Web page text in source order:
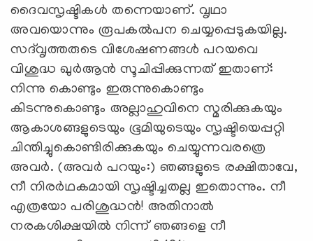
ദൈവസൃഷ്ടികള്‍ തന്നെയാണ്‌. വൃഥാ
അവയൊന്നും രൂപകല്‍പന ചെയ്യപ്പെടുകയില്ല.
സദ്‌വൃത്തരുടെ വിശേഷണങ്ങള്‍ പറയവെ
വിശുദ്ധ ഖുര്‍ആന്‍ സൂചിപ്പിക്കുന്നത്‌ ഇതാണ്‌:
നിന്നു കൊണ്ടും ഇരുന്നുകൊണ്ടും
കിടന്നുകൊണ്ടും അല്ലാഹുവിനെ സ്മരിക്കുകയും
ആകാശങ്ങളുടെയും ഭൂമിയുടെയും സൃഷ്ടിയെപ്പറ്റി
ചിന്തിച്ചുകൊണ്ടിരിക്കുകയും ചെയ്യുന്നവരത്രെ
അവര്‍. (അവര്‍ പറയും:) ഞങ്ങളുടെ രക്ഷിതാവേ,
നീ നിരര്‍ഥകമായി സൃഷ്ടിച്ചതല്ല ഇതൊന്നും. നീ
എത്രയോ പരിശുദ്ധന്‍! അതിനാല്‍
നരകശിക്ഷയില്‍ നിന്ന്‌ ഞങ്ങളെ നീ